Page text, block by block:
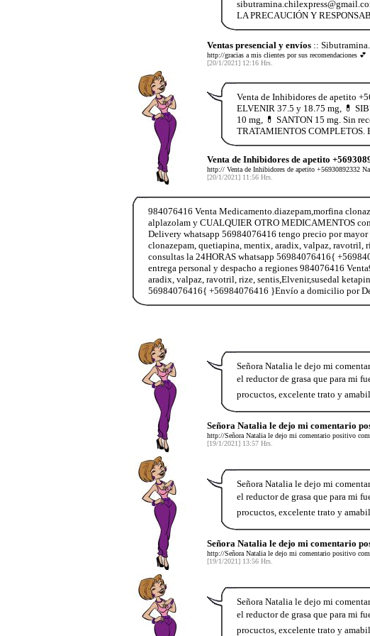
LA PRECAUCIÓN Y
Ventas presencial y envíos ::
http://gracias a mis clientes por sus recomendaciones 💕
[20/1/2021] 12:16 Hrs.
Venta de Inhibidores de apetito
ELVENIR 37.5 y 18.75 mg, 💊
10 mg, 💊 SANTON 15 mg. Sin
TRATAMIENTOS COMPLETOS.
Venta de Inhibidores de apetito
http:// Venta de Inhibidores de apetito +56930892332
[20/1/2021] 11:56 Hrs.
984076416 Venta Medicamento.diazepam,morfina
alplazolam y CUALQUIER OTRO MEDICAMENTOS
Delivery whatsapp 56984076416 tengo precio por
clonazepam, quetiapina, mentix, aradix, valpaz,
consultas la 24HORAS whatsapp 56984076416{
entrega personal y despacho a regiones 984076416
aradix, valpaz, ravotril, rize, sentis,Elvenir,susedal
56984076416{ +56984076416 }Envío a domicilio por
Señora Natalia le dejo mi
el reductor de grasa que para mi
procuctos, excelente trato y
Señora Natalia le dejo mi comentario
http://Señora Natalia le dejo mi comentario positivo
[19/1/2021] 13:57 Hrs.
Señora Natalia le dejo mi
el reductor de grasa que para mi
procuctos, excelente trato y
Señora Natalia le dejo mi comentario
http://Señora Natalia le dejo mi comentario positivo
[19/1/2021] 13:56 Hrs.
Señora Natalia le dejo mi
el reductor de grasa que para mi
procuctos, excelente trato y